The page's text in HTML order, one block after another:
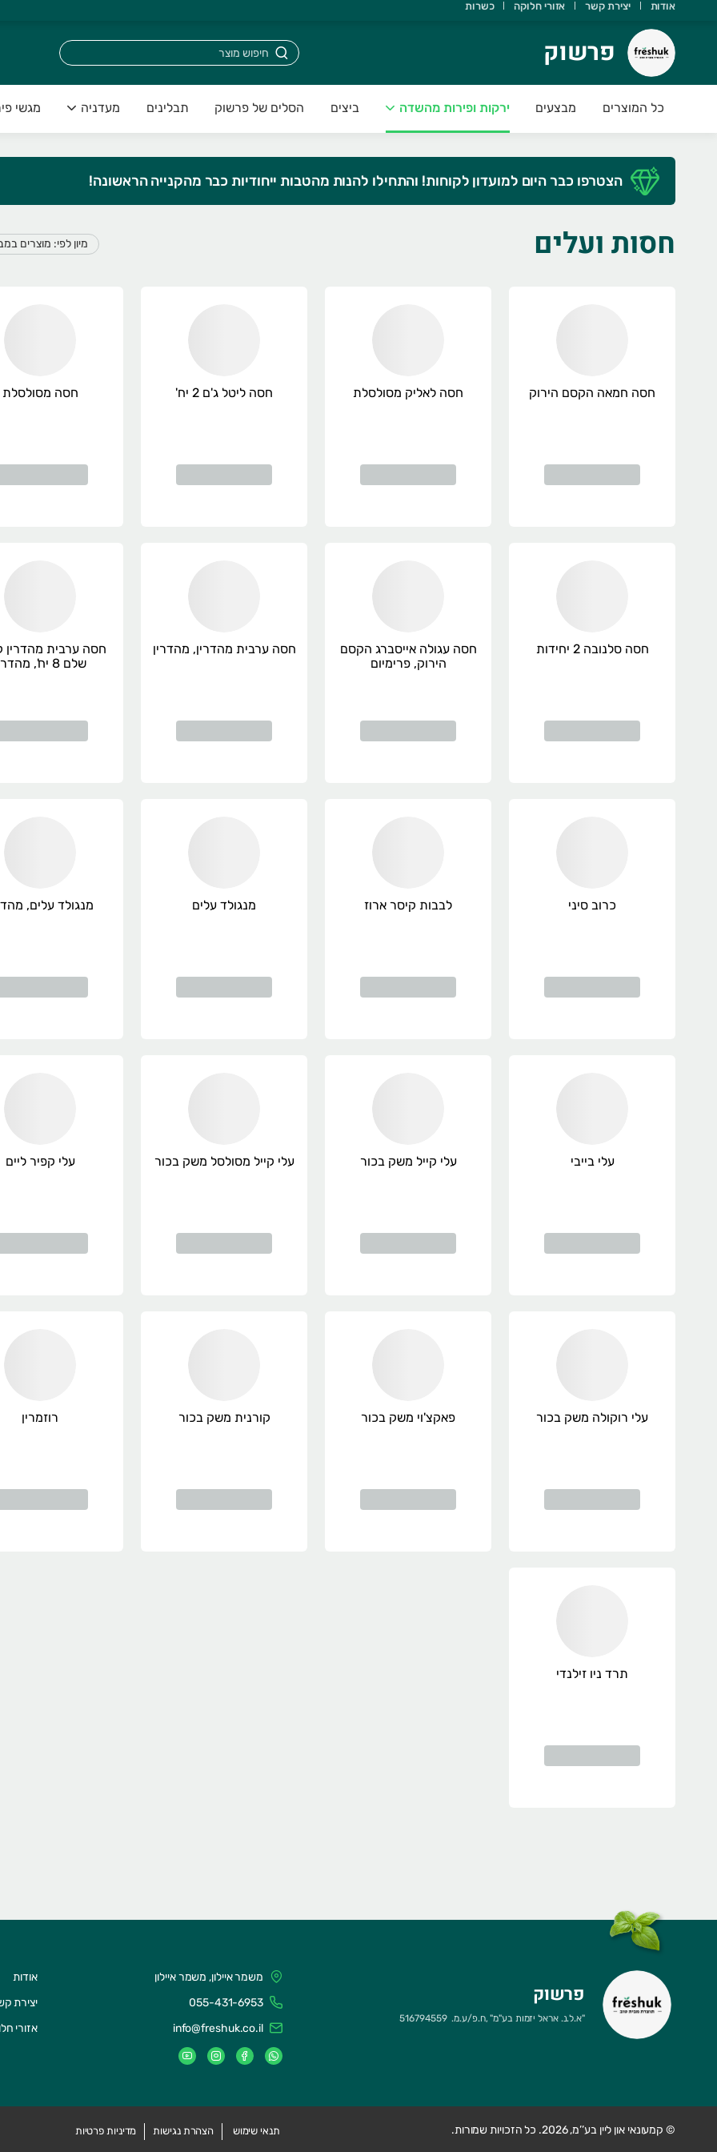
פרשוק
תודה שבחרת ב freshuk
פירות וירקות טריים ועסיסיים מחכים לכם
נשמח לעמוד לשירותכם
תוצרת חקלאית איכותית וטרייה
אודות יצירת קשר אזורי חלוקה כשרות
פרשוק
כל המוצרים מבצעים ירקות ופירות מהשדה ביצים הסלים של פרשוק תבלינים מעדניה מגשי
הצטרפו כבר היום למועדון לקוחות! והתחילו להנות מהטבות ייחודיות כבר מהקנייה הראשונה!
חסות ועלים מיון לפי: מוצרים
חסה חמאה הקסם הירוק חסה לאליק מסולסלת חסה ליטל ג'ם 2 יח' חסה מסולסלת
חסה סלנובה 2 יחידות
חסה עגולה אייסברג הקסם
הירוק, פרימיום
חסה ערבית מהדרין, מהדרין
חסה ערבית מהדרין
שלם 8 יח', מהדרין
כרוב סיני לבבות קיסר ארוז מנגולד עלים מנגולד עלים,
עלי בייבי עלי קייל משק בכור עלי קייל מסולסל משק בכור עלי קפיר ליים
עלי רוקולה משק בכור פאקצ'וי משק בכור קורנית משק בכור רוזמרין
תרד ניו זילנדי
פרשוק
"א.ל.נ. אראל יזמות בע"מ" ,ח.פ/ע.מ. 516794559
משמר איילון, משמר איילון
055-431-6953
info@freshuk.co.il
אודות
יצירת
אזורי
© קמעונאי און ליין בע’’מ, 2026. כל הזכויות שמורות. תנאי שימוש הצהרת נגישות מדיניות פרטיות